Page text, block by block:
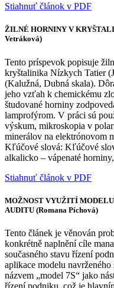
Stiahnuť článok v PDF
ŽILNÉ HORNINY V
Vetráková)
Tento príspevok popisuje
kryštalinika Nízkych Tatier
(Kalužná, Dubná skala).
jeho vzťah k chemickému
študované horniny
lamprofýrom. V práci sú
výskum, mikroskopia v
minerálov na elektrónovom
Kľúčové slová: Kľúčové
alkalicko – vápenaté
Stiahnuť článok v PDF
MOŽNOST VYUŽITÍ
AUDITU (Romana Píchová)
Tento článek je věnován
konkrétně naplnění cíle
současného stavu řízení
aplikace modelu
názvem „model 7S“ jako
řízení podniku, což je